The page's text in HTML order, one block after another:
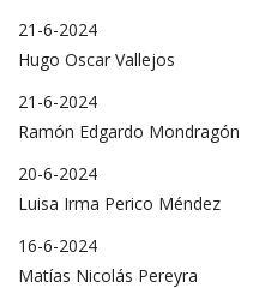
21-6-2024
Hugo Oscar Vallejos
21-6-2024
Ramón Edgardo Mondragón
20-6-2024
Luisa Irma Perico Méndez
16-6-2024
Matías Nicolás Pereyra